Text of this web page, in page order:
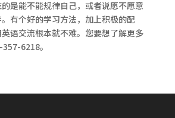
是能不能规律自己，或者说愿不愿意
有个好的学习方法，加上积极的配
语交流根本就不难。您要想了解更多
6218。